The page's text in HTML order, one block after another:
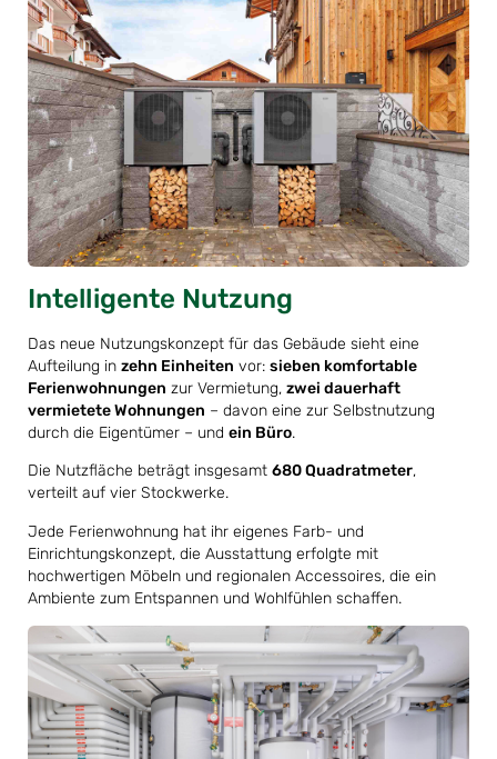
Intelligente Nutzung
Das neue Nutzungskonzept für das Gebäude sieht eine
Aufteilung in zehn Einheiten vor: sieben komfortable
Ferienwohnungen zur Vermietung, zwei dauerhaft
vermietete Wohnungen – davon eine zur Selbstnutzung
durch die Eigentümer – und ein Büro.
Die Nutzfläche beträgt insgesamt 680 Quadratmeter,
verteilt auf vier Stockwerke.
Jede Ferienwohnung hat ihr eigenes Farb- und
Einrichtungskonzept, die Ausstattung erfolgte mit
hochwertigen Möbeln und regionalen Accessoires, die ein
Ambiente zum Entspannen und Wohlfühlen schaffen.